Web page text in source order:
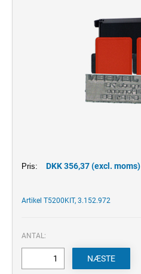
Pris: DKK 356,37 (excl. moms)
Artikel T5200KIT, 3.152.972
ANTAL: